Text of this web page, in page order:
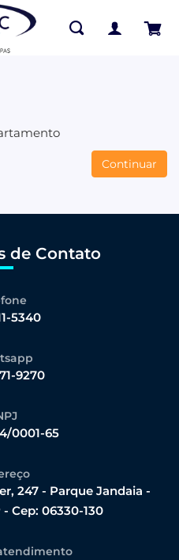
Continuar
de Contato
5340
9270
0001-65
247 - Parque Jandaia -
Cep: 06330-130